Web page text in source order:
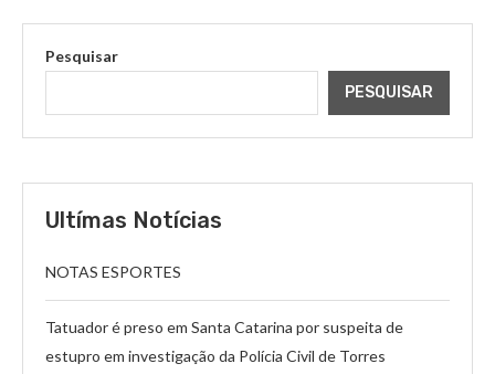
Pesquisar
PESQUISAR
Ultímas Notícias
NOTAS ESPORTES
Tatuador é preso em Santa Catarina por suspeita de
estupro em investigação da Polícia Civil de Torres